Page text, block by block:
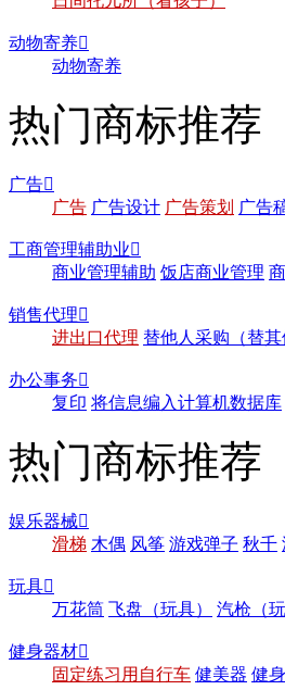
动物寄养
动物寄养
热门商标推荐
广告
广告 广告设计 广告策划 广告
工商管理辅助业
商业管理辅助 饭店商业管理
销售代理
进出口代理 替他人采购（替其
办公事务
复印 将信息编入计算机数据库
热门商标推荐
娱乐器械
滑梯 木偶 风筝 游戏弹子 秋千
玩具
万花筒 飞盘（玩具） 汽枪（玩
健身器材
固定练习用自行车 健美器 健